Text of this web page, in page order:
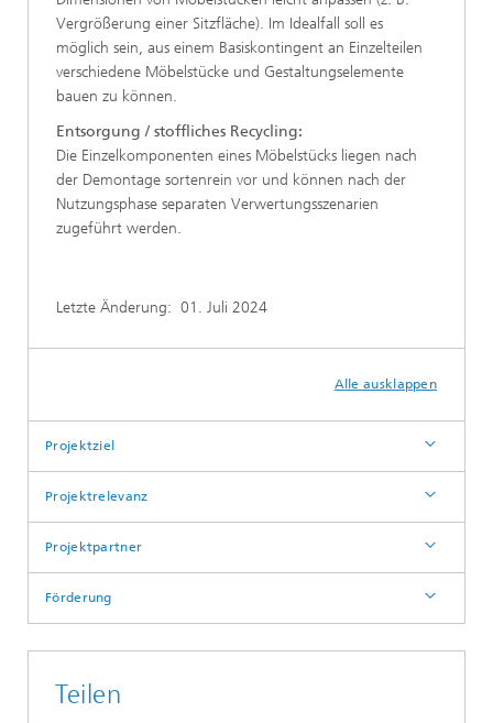
Vergrößerung einer Sitzfläche). Im Idealfall soll es
möglich sein, aus einem Basiskontingent an Einzelteilen
verschiedene Möbelstücke und Gestaltungselemente
bauen zu können.
Entsorgung / stoffliches Recycling:
Die Einzelkomponenten eines Möbelstücks liegen nach
der Demontage sortenrein vor und können nach der
Nutzungsphase separaten Verwertungsszenarien
zugeführt werden.
Letzte Änderung: 01. Juli 2024
Alle ausklappen
Projektziel
Projektrelevanz
Projektpartner
Förderung
Teilen